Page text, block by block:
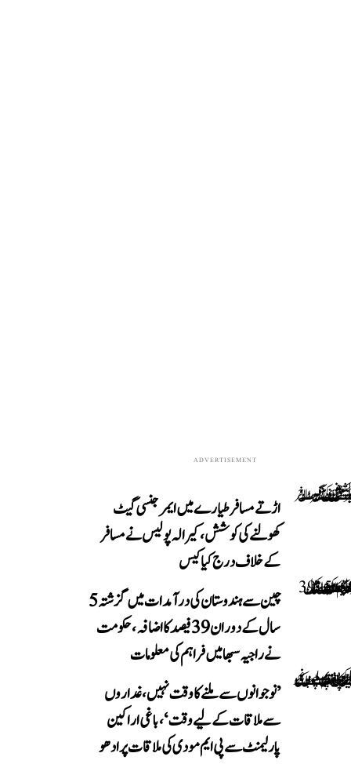
ADVERTISEMENT
اڑتے مسافر طیارے میں ایمرجنسی گیٹ
کھولنے کی کوشش، کیرالہ پولیس نے مسافر
کے خلاف درج کیا کیس
چین سے ہندوستان کی درآمدات میں گزشتہ 5
سال کے دوران 39 فیصد کا اضافہ، حکومت
نے راجیہ سبھا میں فراہم کی معلومات
’نوجوانوں سے ملنے کا وقت نہیں، غداروں
سے ملاقات کے لیے وقت‘، باغی اراکین
پارلیمنٹ سے پی ایم مودی کی ملاقات پر ادھو